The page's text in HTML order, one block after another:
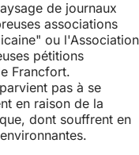
de journaux
associations
ou l'Association
pétitions
Francfort.
pas à se
en raison de la
dont souffrent en